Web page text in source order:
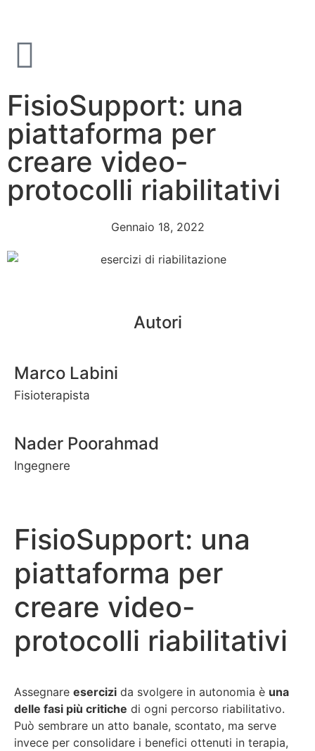
FisioSupport: una
piattaforma per
creare video-
protocolli riabilitativi
Gennaio 18, 2022
Autori
Marco Labini
Fisioterapista
Nader Poorahmad
Ingegnere
FisioSupport: una
piattaforma per
creare video-
protocolli riabilitativi
Assegnare esercizi da svolgere in autonomia è una
delle fasi più critiche di ogni percorso riabilitativo.
Può sembrare un atto banale, scontato, ma serve
invece per consolidare i benefici ottenuti in terapia,